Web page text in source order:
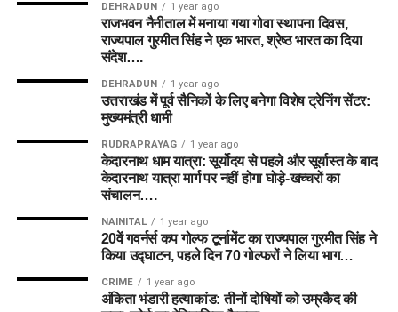
DEHRADUN 1 year ago
राजभवन नैनीताल में मनाया गया गोवा स्थापना दिवस,
राज्यपाल गुरमीत सिंह ने एक भारत, श्रेष्ठ भारत का दिया
संदेश….
DEHRADUN 1 year ago
उत्तराखंड में पूर्व सैनिकों के लिए बनेगा विशेष ट्रेनिंग सेंटर:
मुख्यमंत्री धामी
RUDRAPRAYAG 1 year ago
केदारनाथ धाम यात्रा: सूर्योदय से पहले और सूर्यास्त के बाद
केदारनाथ यात्रा मार्ग पर नहीं होगा घोड़े-खच्चरों का
संचालन….
NAINITAL 1 year ago
20वें गवर्नर्स कप गोल्फ टूर्नामेंट का राज्यपाल गुरमीत सिंह ने
किया उद्घाटन, पहले दिन 70 गोल्फरों ने लिया भाग…
CRIME 1 year ago
अंकिता भंडारी हत्याकांड: तीनों दोषियों को उम्रकैद की